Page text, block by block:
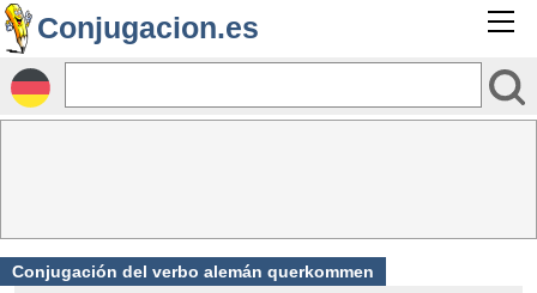
Conjugacion.es
Conjugación del verbo alemán querkommen